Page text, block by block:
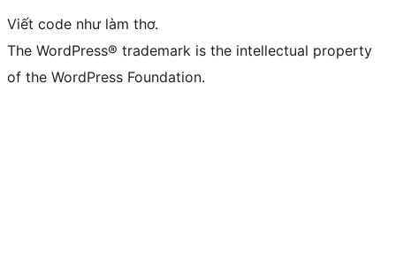
Viết code như làm thơ.
The WordPress® trademark is the intellectual property
of the WordPress Foundation.